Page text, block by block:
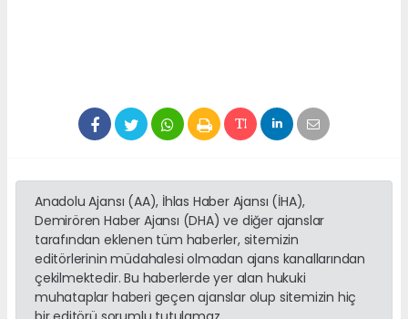
Anadolu Ajansı (AA), İhlas Haber Ajansı (İHA),
Demirören Haber Ajansı (DHA) ve diğer ajanslar
tarafından eklenen tüm haberler, sitemizin
editörlerinin müdahalesi olmadan ajans kanallarından
çekilmektedir. Bu haberlerde yer alan hukuki
muhataplar haberi geçen ajanslar olup sitemizin hiç